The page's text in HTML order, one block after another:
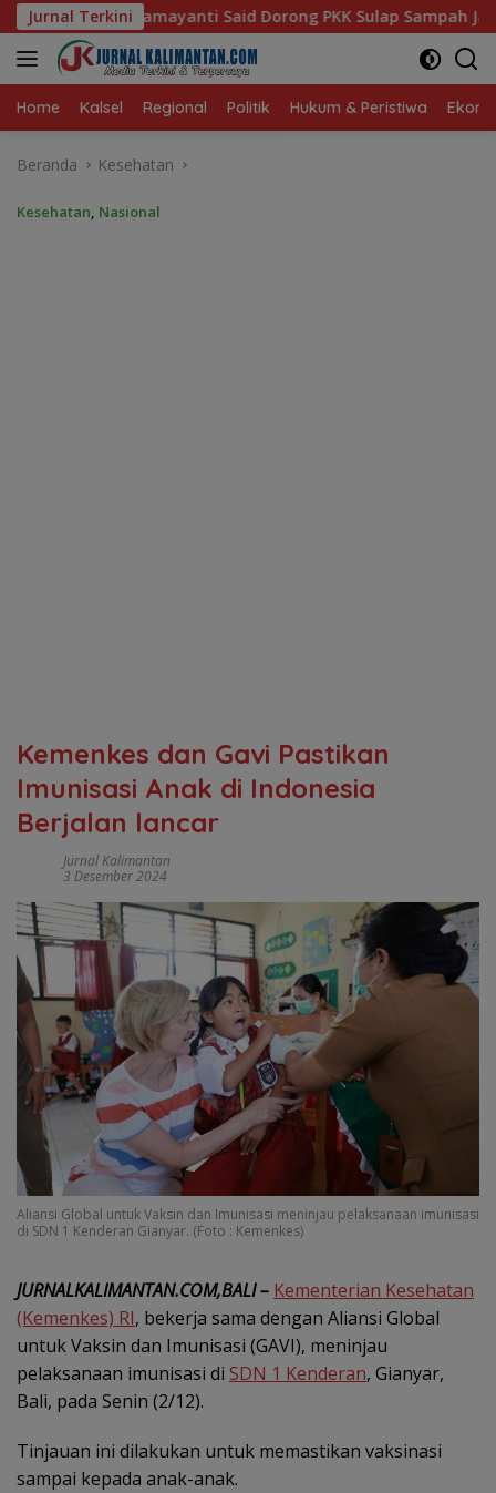
Langsung
ke
konten
Jurnal Terkini
Dorong PKK Sulap Sampah Jadi Sumber Penghasilan
Home Kalsel Regional Politik Hukum & Peristiwa
Beranda Kesehatan
Kesehatan, Nasional
Kemenkes dan Gavi Pastikan
Imunisasi Anak di Indonesia
Berjalan lancar
Jurnal Kalimantan
3 Desember 2024
Aliansi Global untuk Vaksin dan Imunisasi meninjau pelaksanaan imunisasi
di SDN 1 Kenderan Gianyar. (Foto : Kemenkes)
JURNALKALIMANTAN.COM,BALI – Kementerian Kesehatan
(Kemenkes) RI, bekerja sama dengan Aliansi Global
untuk Vaksin dan Imunisasi (GAVI), meninjau
pelaksanaan imunisasi di SDN 1 Kenderan, Gianyar,
Bali, pada Senin (2/12).
Tinjauan ini dilakukan untuk memastikan vaksinasi
sampai kepada anak-anak.